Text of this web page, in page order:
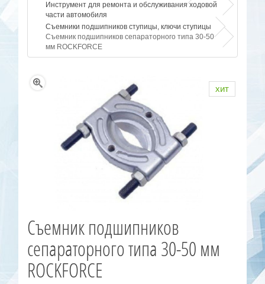
Инструмент для ремонта и обслуживания ходовой
части автомобиля
Съемники подшипников ступицы, ключи ступицы
Съемник подшипников сепараторного типа 30-50
мм ROCKFORCE
хит
Съемник подшипников
сепараторного типа 30-50 мм
ROCKFORCE